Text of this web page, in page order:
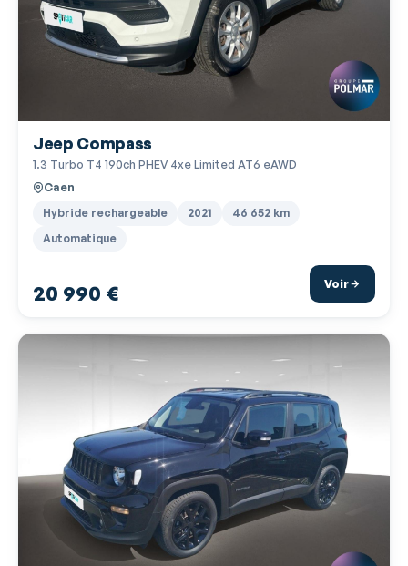
Jeep Compass
1.3 Turbo T4 190ch PHEV 4xe Limited AT6 eAWD
Caen
Hybride rechargeable 2021
46 652 km
Automatique
20 990 € Voir